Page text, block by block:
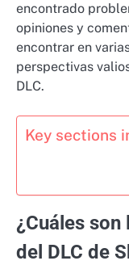
encontrado
opiniones y
encontrar en
perspectivas
DLC.
Key sections
¿Cuáles
del DLC de